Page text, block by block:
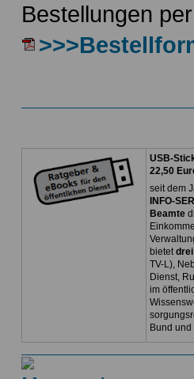
Bestellungen
USB-
22,50
seit dem
INFO-
Beamte
bietet
TV-L),
Dienst,
im
Bund